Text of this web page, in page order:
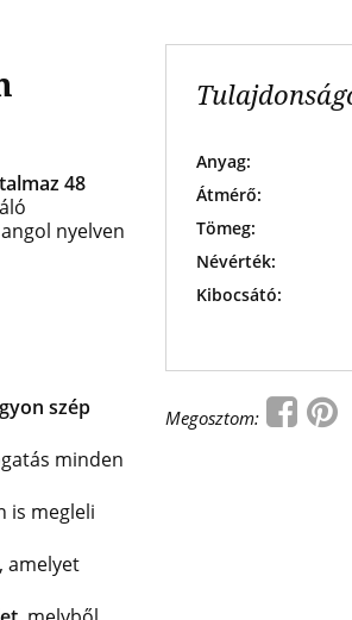
48
nyelven
szép
minden
is megleli
amelyet
Anyag:
Átmérő:
Tömeg:
Névérték:
Kibocsátó:
Megosztom: